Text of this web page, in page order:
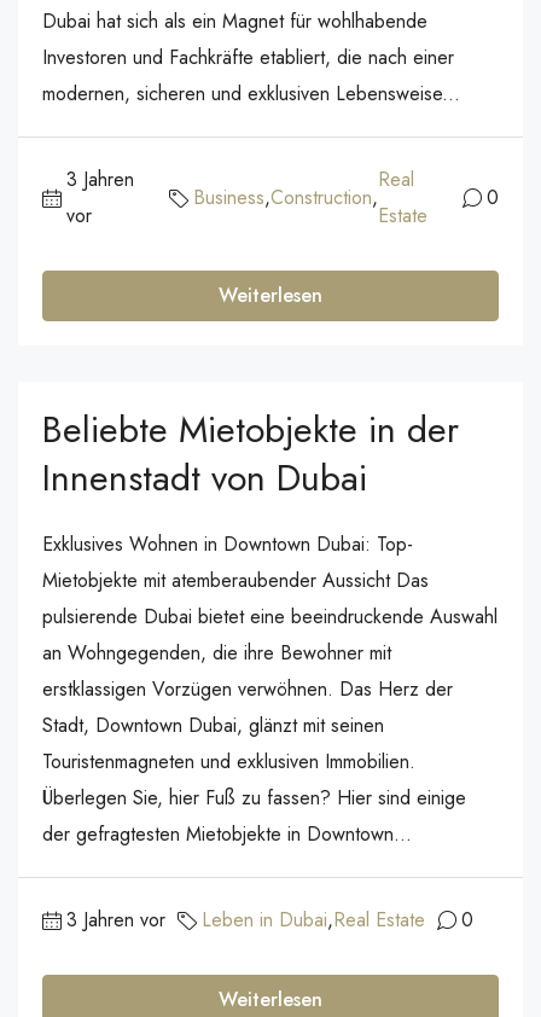
Dubai hat sich als ein Magnet für wohlhabende
Investoren und Fachkräfte etabliert, die nach einer
modernen, sicheren und exklusiven Lebensweise...
3 Jahren
vor
Business,Construction,
Real
Estate
0
Weiterlesen
Beliebte Mietobjekte in der
Innenstadt von Dubai
Exklusives Wohnen in Downtown Dubai: Top-
Mietobjekte mit atemberaubender Aussicht Das
pulsierende Dubai bietet eine beeindruckende Auswahl
an Wohngegenden, die ihre Bewohner mit
erstklassigen Vorzügen verwöhnen. Das Herz der
Stadt, Downtown Dubai, glänzt mit seinen
Touristenmagneten und exklusiven Immobilien.
Überlegen Sie, hier Fuß zu fassen? Hier sind einige
der gefragtesten Mietobjekte in Downtown...
3 Jahren vor Leben in Dubai,Real Estate 0
Weiterlesen